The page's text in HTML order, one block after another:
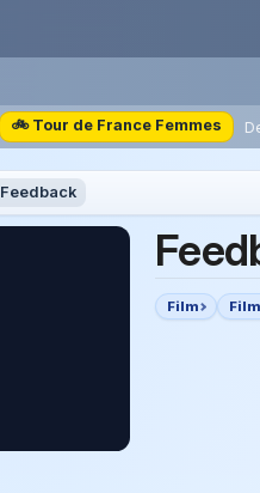
🚲 Tour de France Femmes
Feedback
Film